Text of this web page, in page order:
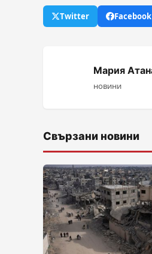
Twitter Facebook
Мария
новини
Свързани новини